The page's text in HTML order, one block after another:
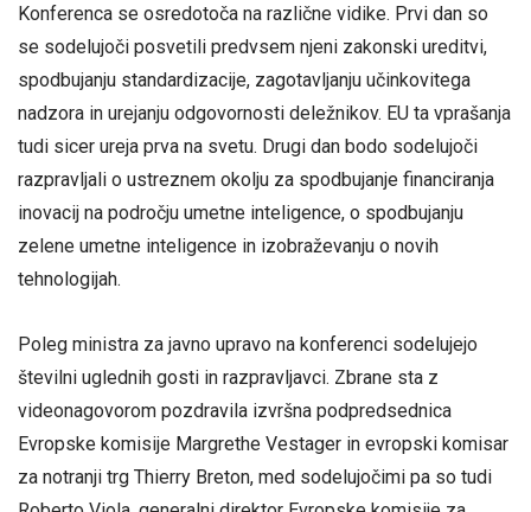
Konferenca se osredotoča na različne vidike. Prvi dan so
se sodelujoči posvetili predvsem njeni zakonski ureditvi,
spodbujanju standardizacije, zagotavljanju učinkovitega
nadzora in urejanju odgovornosti deležnikov. EU ta vprašanja
tudi sicer ureja prva na svetu. Drugi dan bodo sodelujoči
razpravljali o ustreznem okolju za spodbujanje financiranja
inovacij na področju umetne inteligence, o spodbujanju
zelene umetne inteligence in izobraževanju o novih
tehnologijah.
Poleg ministra za javno upravo na konferenci sodelujejo
številni uglednih gosti in razpravljavci. Zbrane sta z
videonagovorom pozdravila izvršna podpredsednica
Evropske komisije Margrethe Vestager in evropski komisar
za notranji trg Thierry Breton, med sodelujočimi pa so tudi